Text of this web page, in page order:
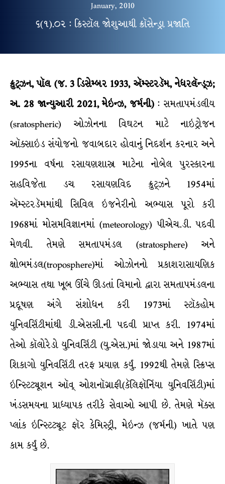
January, 2010
૬(૧).૦૨ : ક્રિસ્ટૉલ જોશુઆથી ક્રૉસેન્ડ્રા પ્રજાતિ
ક્રુટ્ઝન, પૉલ (જ. 3 ડિસેમ્બર 1933, ઍમ્સ્ટરડૅમ, નેધરલૅન્ડ્ઝ;
અ. 28 જાન્યુઆરી 2021, મેઇન્ઝ, જર્મની) : સમતાપમંડલીય
(sratospheric) ઓઝોનના વિઘટન માટે નાઇટ્રોજન
ઑક્સાઇડ સંયોજનો જવાબદાર હોવાનું નિદર્શન કરનાર અને
1995ના વર્ષના રસાયણશાસ્ત્ર માટેના નોબેલ પુરસ્કારના
સહવિજેતા ડચ રસાયણવિદ ક્રુટ્ઝને 1954માં
ઍમ્સ્ટરડૅમમાંથી સિવિલ ઇજનેરીનો અભ્યાસ પૂરો કરી
1968માં મોસમવિજ્ઞાનમાં (meteorology) પીએચ.ડી. પદવી
મેળવી. તેમણે સમતાપમંડલ (stratosphere) અને
ક્ષોભમંડલ(troposphere)માં ઓઝોનનો પ્રકાશરાસાયણિક
અભ્યાસ તથા ખૂબ ઊંચે ઊડતાં વિમાનો દ્વારા સમતાપમંડલના
પ્રદૂષણ અંગે સંશોધન કરી 1973માં સ્ટૉકહોમ
યુનિવર્સિટીમાંથી ડી.એસસી.ની પદવી પ્રાપ્ત કરી. 1974માં
તેઓ કૉલોરેડો યુનિવર્સિટી (યુ.એસ.)માં જોડાયા અને 1987માં
શિકાગો યુનિવર્સિટી તરફ પ્રયાણ કર્યું. 1992થી તેમણે સ્ક્રિપ્સ
ઇન્સ્ટિટ્યૂશન ઑવ્ ઓશનૉગ્રાફી(કૅલિફૉર્નિયા યુનિવર્સિટી)માં
ખંડસમયના પ્રાધ્યાપક તરીકે સેવાઓ આપી છે. તેમણે મૅક્સ
પ્લાંક ઇન્સ્ટિટ્યૂટ ફૉર કેમિસ્ટ્રી, મેઇન્ઝ (જર્મની) ખાતે પણ
કામ કર્યું છે.